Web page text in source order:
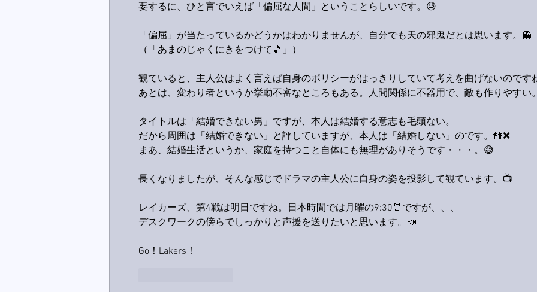
要するに、ひと言でいえば「偏屈な人間」ということらしいです。😓
「偏屈」が当たっているかどうかはわかりませんが、自分でも天の邪鬼だとは思います。👻
（「あまのじゃくにきをつけて🎵」）
観ていると、主人公はよく言えば自身のポリシーがはっきりしていて考えを曲げないのです
あとは、変わり者というか挙動不審なところもある。人間関係に不器用で、敵も作りやすい
タイトルは「結婚できない男」ですが、本人は結婚する意志も毛頭ない。
だから周囲は「結婚できない」と評していますが、本人は「結婚しない」のです。👭❌
まあ、結婚生活というか、家庭を持つこと自体にも無理がありそうです・・・。😅
長くなりましたが、そんな感じでドラマの主人公に自身の姿を投影して観ています。📺
レイカーズ、第4戦は明日ですね。日本時間では月曜の9:30⏰ですが、、、
デスクワークの傍らでしっかりと声援を送りたいと思います。📣
Go！Lakers！